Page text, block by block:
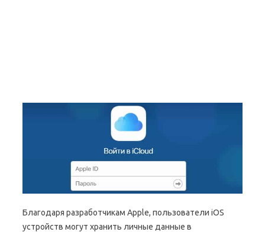
Благодаря разработчикам Apple, пользователи iOS
устройств могут хранить личные данные в